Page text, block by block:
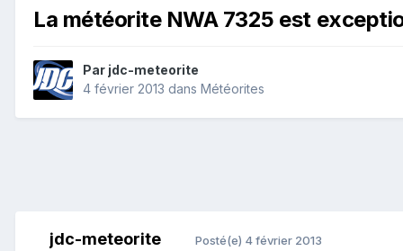
La météorite NWA 7325 est
Par jdc-meteorite
4 février 2013 dans Météorites
jdc-meteorite Posté(e) 4 février 2013